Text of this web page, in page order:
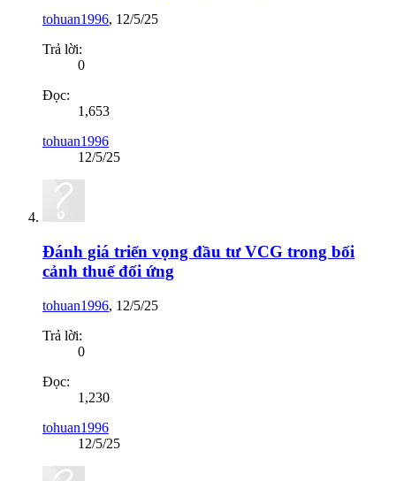
tohuan1996, 12/5/25
Trả lời:
0
Đọc:
1,653
tohuan1996
12/5/25
Đánh giá triển vọng đầu tư VCG trong bối
cảnh thuế đối ứng
tohuan1996, 12/5/25
Trả lời:
0
Đọc:
1,230
tohuan1996
12/5/25